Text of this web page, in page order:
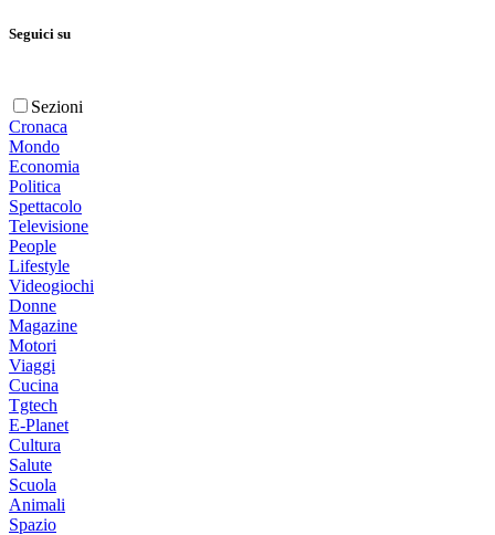
Seguici su
Sezioni
Cronaca
Mondo
Economia
Politica
Spettacolo
Televisione
People
Lifestyle
Videogiochi
Donne
Magazine
Motori
Viaggi
Cucina
Tgtech
E-Planet
Cultura
Salute
Scuola
Animali
Spazio